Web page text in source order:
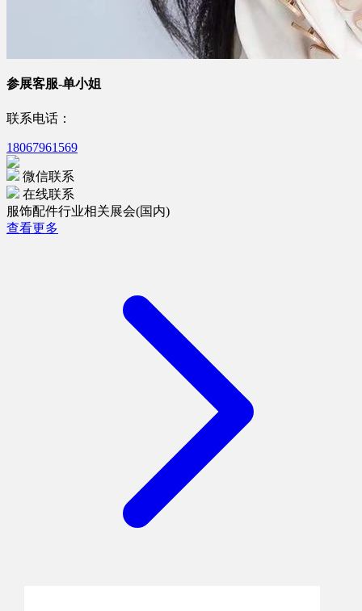
参展客服-单小姐
联系电话：
18067961569
微信联系
在线联系
服饰配件行业相关展会(国内)
查看更多